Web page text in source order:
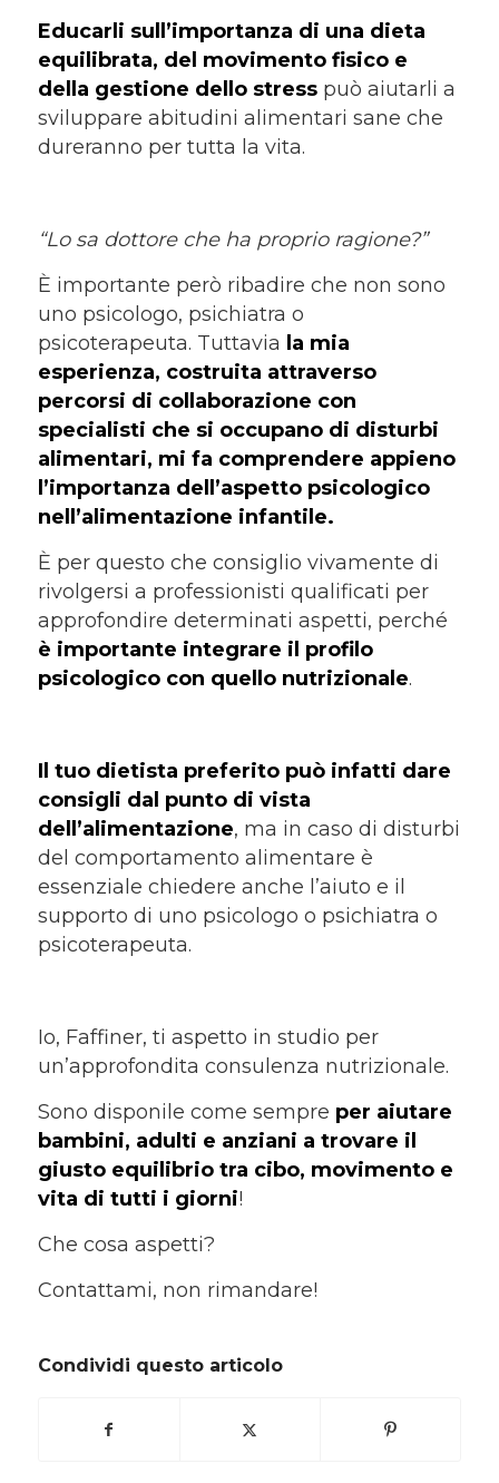
Educarli sull’importanza di una dieta
equilibrata, del movimento fisico e
della gestione dello stress può aiutarli a
sviluppare abitudini alimentari sane che
dureranno per tutta la vita.
“Lo sa dottore che ha proprio ragione?”
È importante però ribadire che non sono
uno psicologo, psichiatra o
psicoterapeuta. Tuttavia la mia
esperienza, costruita attraverso
percorsi di collaborazione con
specialisti che si occupano di disturbi
alimentari, mi fa comprendere appieno
l’importanza dell’aspetto psicologico
nell’alimentazione infantile.
È per questo che consiglio vivamente di
rivolgersi a professionisti qualificati per
approfondire determinati aspetti, perché
è importante integrare il profilo
psicologico con quello nutrizionale.
Il tuo dietista preferito può infatti dare
consigli dal punto di vista
dell’alimentazione, ma in caso di disturbi
del comportamento alimentare è
essenziale chiedere anche l’aiuto e il
supporto di uno psicologo o psichiatra o
psicoterapeuta.
Io, Faffiner, ti aspetto in studio per
un’approfondita consulenza nutrizionale.
Sono disponile come sempre per aiutare
bambini, adulti e anziani a trovare il
giusto equilibrio tra cibo, movimento e
vita di tutti i giorni!
Che cosa aspetti?
Contattami, non rimandare!
Condividi questo articolo